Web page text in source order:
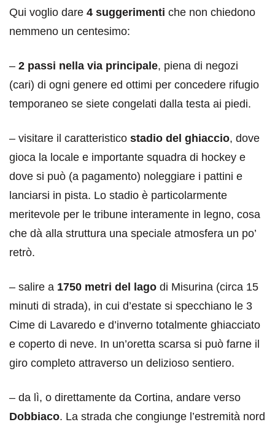
Qui voglio dare 4 suggerimenti che non chiedono
nemmeno un centesimo:
– 2 passi nella via principale, piena di negozi
(cari) di ogni genere ed ottimi per concedere rifugio
temporaneo se siete congelati dalla testa ai piedi.
– visitare il caratteristico stadio del ghiaccio, dove
gioca la locale e importante squadra di hockey e
dove si può (a pagamento) noleggiare i pattini e
lanciarsi in pista. Lo stadio è particolarmente
meritevole per le tribune interamente in legno, cosa
che dà alla struttura una speciale atmosfera un po’
retrò.
– salire a 1750 metri del lago di Misurina (circa 15
minuti di strada), in cui d’estate si specchiano le 3
Cime di Lavaredo e d’inverno totalmente ghiacciato
e coperto di neve. In un’oretta scarsa si può farne il
giro completo attraverso un delizioso sentiero.
– da lì, o direttamente da Cortina, andare verso
Dobbiaco. La strada che congiunge l’estremità nord